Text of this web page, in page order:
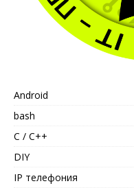
Android
bash
C / C++
DIY
IP телефония